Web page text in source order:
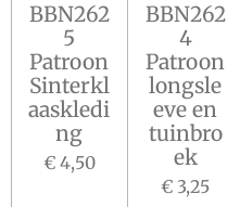
BBN262
5
Patroon
Sinterkl
aaskledi
ng
€ 4,50
BBN262
4
Patroon
longsle
eve en
tuinbro
ek
€ 3,25